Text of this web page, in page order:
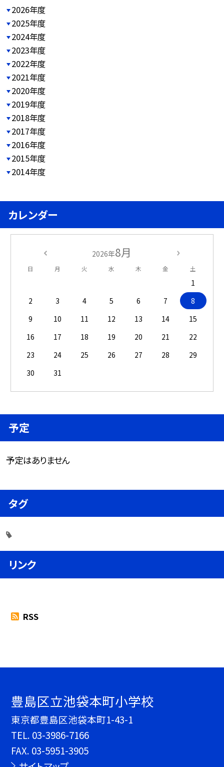
2026年度
2025年度
2024年度
2023年度
2022年度
2021年度
2020年度
2019年度
2018年度
2017年度
2016年度
2015年度
2014年度
カレンダー
2026年8月
日 月 火 水 木 金 土
1
2
3 4 5 6 7
8
9
10 11 12 13 14
15
16
17 18 19 20 21
22
23
24 25 26 27 28
29
30
31
予定
予定はありません
タグ
リンク
RSS
豊島区立池袋本町小学校
東京都豊島区池袋本町1-43-1
TEL. 03-3986-7166
FAX. 03-5951-3905